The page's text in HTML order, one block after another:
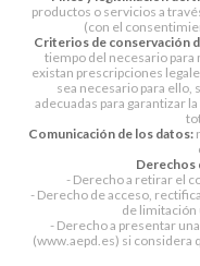
productos o servicios a
(con el
Criterios de conservación
tiempo del necesario
existan prescripciones
sea necesario para ello,
adecuadas para garantizar
Comunicación de los datos:
Derechos
- Derecho a retirar el
- Derecho de acceso,
de limitación
- Derecho a presentar
(www.aepd.es) si considera